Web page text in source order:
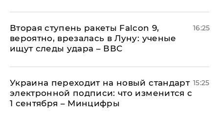
Вторая ступень ракеты Falcon 9,
вероятно, врезалась в Луну: ученые
ищут следы удара – ВВС
16:25
Украина переходит на новый стандарт
электронной подписи: что изменится с
1 сентября – Минцифры
15:25